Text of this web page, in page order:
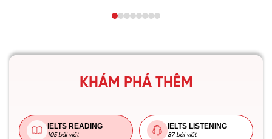
KHÁM PHÁ THÊM
IELTS READING
105 bài viết
IELTS LISTENING
87 bài viết